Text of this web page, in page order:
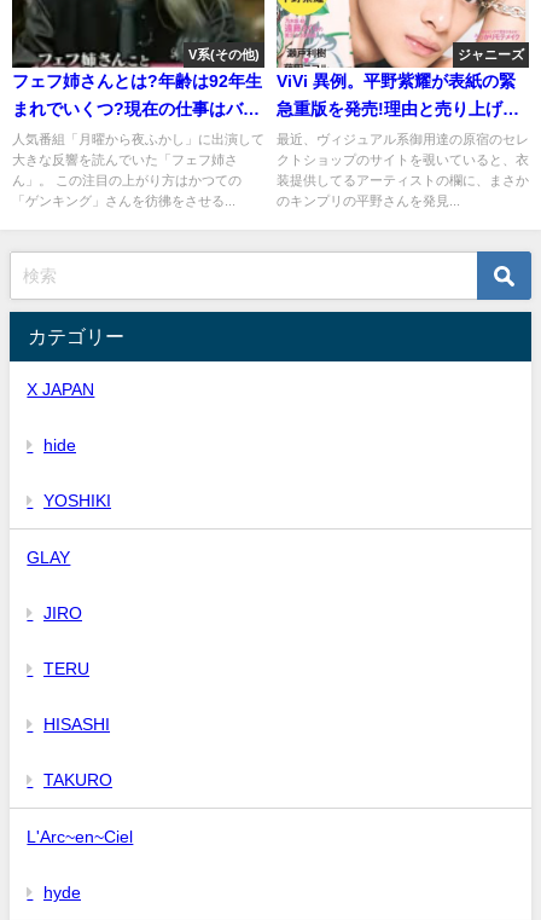
V系(その他)
フェフ姉さんとは?年齢は92年生
まれでいくつ?現在の仕事はバー
など
人気番組「月曜から夜ふかし」に出演して
大きな反響を読んでいた「フェフ姉さ
ん」。 この注目の上がり方はかつての
「ゲンキング」さんを彷彿をさせる...
ジャニーズ
ViVi 異例。平野紫耀が表紙の緊
急重版を発売!理由と売り上げ
は？画像
最近、ヴィジュアル系御用達の原宿のセレ
クトショップのサイトを覗いていると、衣
装提供してるアーティストの欄に、まさか
のキンプリの平野さんを発見...
カテゴリー
X JAPAN
hide
YOSHIKI
GLAY
JIRO
TERU
HISASHI
TAKURO
L'Arc~en~Ciel
hyde